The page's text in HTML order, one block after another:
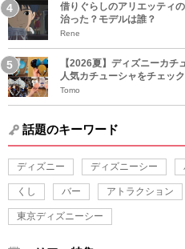
借りぐらしのアリエッティ
治った？モデルは誰？
Rene
【2026夏】ディズニーカチ
人気カチューシャをチェック
Tomo
話題のキーワード
ディズニー ディズニーシー
くし バー アトラクション
東京ディズニーシー